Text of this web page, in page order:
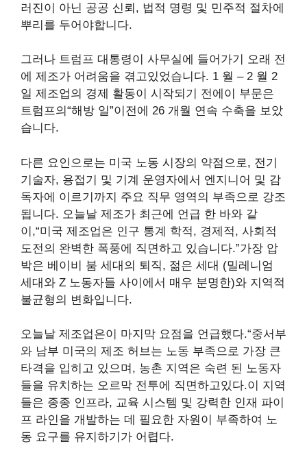
러진이 아닌 공공 신뢰, 법적 명령 및 민주적 절차에
뿌리를 두어야합니다.
그러나 트럼프 대통령이 사무실에 들어가기 오래 전
에 제조가 어려움을 겪고있었습니다. 1 월 – 2 월 2
일 제조업의 경제 활동이 시작되기 전에이 부문은
트럼프의“해방 일”이전에 26 개월 연속 수축을 보았
습니다.
다른 요인으로는 미국 노동 시장의 약점으로, 전기
기술자, 용접기 및 기계 운영자에서 엔지니어 및 감
독자에 이르기까지 주요 직무 영역의 부족으로 강조
됩니다. 오늘날 제조가 최근에 언급 한 바와 같
이,“미국 제조업은 인구 통계 학적, 경제적, 사회적
도전의 완벽한 폭풍에 직면하고 있습니다.”가장 압
박은 베이비 붐 세대의 퇴직, 젊은 세대 (밀레니엄
세대와 Z 노동자들 사이에서 매우 분명한)와 지역적
불균형의 변화입니다.
오늘날 제조업은이 마지막 요점을 언급했다.“중서부
와 남부 미국의 제조 허브는 노동 부족으로 가장 큰
타격을 입히고 있으며, 농촌 지역은 숙련 된 노동자
들을 유치하는 오르막 전투에 직면하고있다.이 지역
들은 종종 인프라, 교육 시스템 및 강력한 인재 파이
프 라인을 개발하는 데 필요한 자원이 부족하여 노
동 요구를 유지하기가 어렵다.